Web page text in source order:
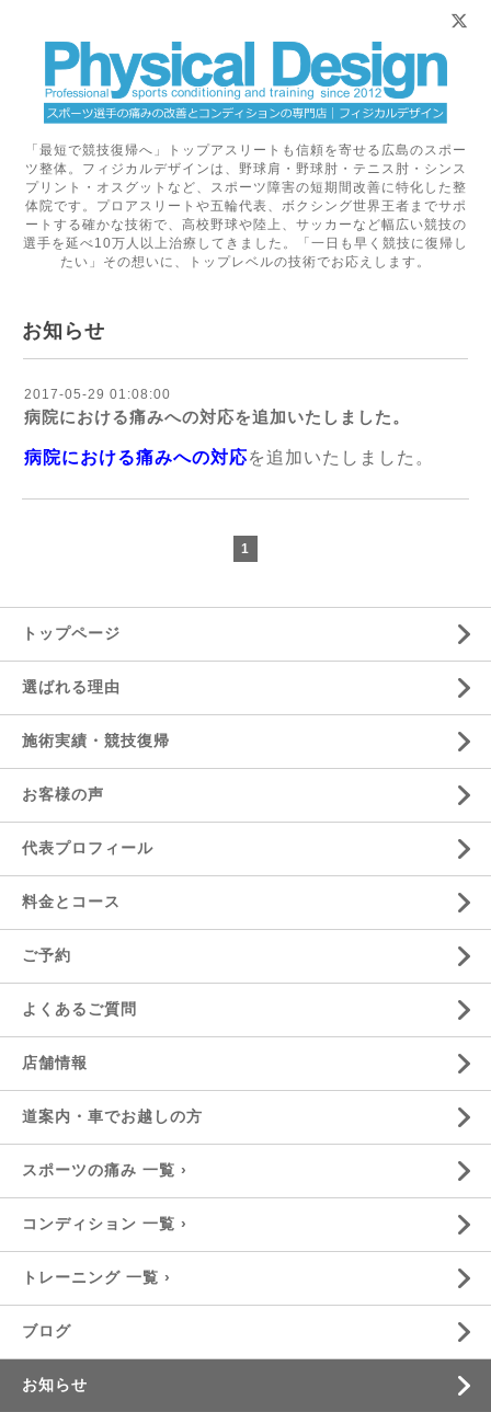
「最短で競技復帰へ」トップアスリートも信頼を寄せる広島のスポー
ツ整体。フィジカルデザインは、野球肩・野球肘・テニス肘・シンス
プリント・オスグットなど、スポーツ障害の短期間改善に特化した整
体院です。プロアスリートや五輪代表、ボクシング世界王者までサポ
ートする確かな技術で、高校野球や陸上、サッカーなど幅広い競技の
選手を延べ10万人以上治療してきました。「一日も早く競技に復帰し
たい」その想いに、トップレベルの技術でお応えします。
お知らせ
2017-05-29 01:08:00
病院における痛みへの対応を追加いたしました。
病院における痛みへの対応を追加いたしました。
1
トップページ
選ばれる理由
施術実績・競技復帰
お客様の声
代表プロフィール
料金とコース
ご予約
よくあるご質問
店舗情報
道案内・車でお越しの方
スポーツの痛み 一覧 ›
コンディション 一覧 ›
トレーニング 一覧 ›
ブログ
お知らせ